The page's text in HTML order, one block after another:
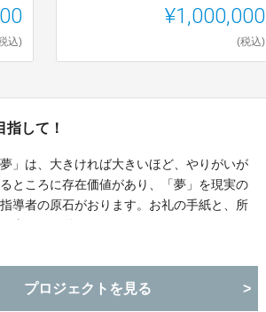
込)
¥1,000,000
(税込)
して！
」は、大きければ大きいほど、やりがいが
ところに存在価値があり、「夢」を現実の
導者の原石がおります。お礼の手紙と、所
プロジェクトを見る